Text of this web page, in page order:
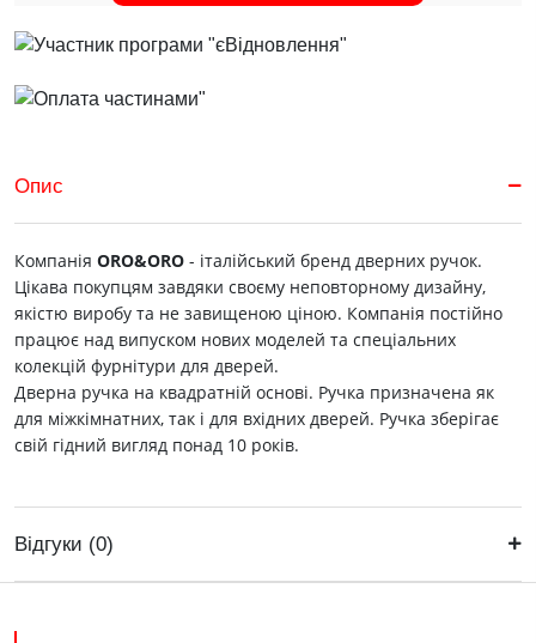
Опис
Компанія ORO&ORO - італійський бренд дверних ручок.
Цікава покупцям завдяки своєму неповторному дизайну,
якістю виробу та не завищеною ціною. Компанія постійно
працює над випуском нових моделей та спеціальних
колекцій фурнітури для дверей.
Дверна ручка на квадратній основі. Ручка призначена як
для міжкімнатних, так і для вхідних дверей. Ручка зберігає
свій гідний вигляд понад 10 років.
Відгуки (0)